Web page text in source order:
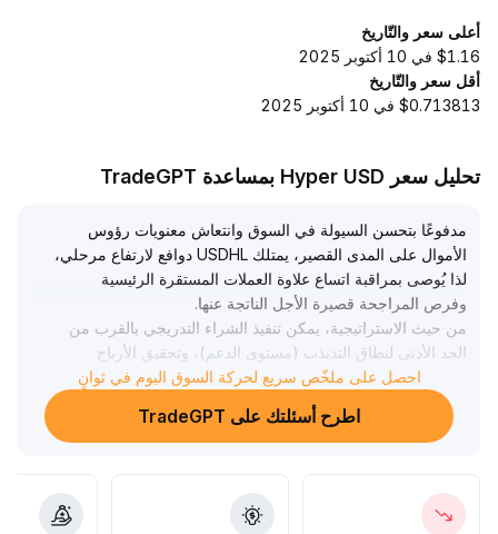
أعلى سعر والتّاريخ
$1.16 في 10 أكتوبر 2025
أقل سعر والتّاريخ
$0.713813 في 10 أكتوبر 2025
تحليل سعر Hyper USD بمساعدة TradeGPT
مدفوعًا بتحسن السيولة في السوق وانتعاش معنويات رؤوس
الأموال على المدى القصير، يمتلك USDHL دوافع لارتفاع مرحلي،
لذا يُوصى بمراقبة اتساع علاوة العملات المستقرة الرئيسية
وفرص المراجحة قصيرة الأجل الناتجة عنها.
من حيث الاستراتيجية، يمكن تنفيذ الشراء التدريجي بالقرب من
الحد الأدنى لنطاق التذبذب (مستوى الدعم)، وتحقيق الأرباح
تدريجيًا عند الحد الأعلى للنطاق (حوالي 1 .
025-1
035)
المتوسط والطويل؛ ينصح بوضع وقف خسارة متحرك عند الدعم
الرئيسي (حوالي 1
احصل على ملخّص سريع لحركة السوق اليوم في ثوانٍ
اطرح أسئلتك على TradeGPT